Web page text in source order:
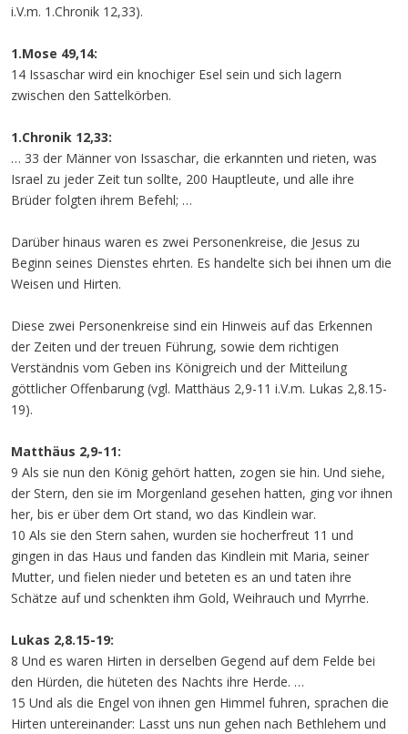
i.V.m. 1.Chronik 12,33).
1.Mose 49,14:
14 Issaschar wird ein knochiger Esel sein und sich lagern
zwischen den Sattelkörben.
1.Chronik 12,33:
… 33 der Männer von Issaschar, die erkannten und rieten, was
Israel zu jeder Zeit tun sollte, 200 Hauptleute, und alle ihre
Brüder folgten ihrem Befehl; …
Darüber hinaus waren es zwei Personenkreise, die Jesus zu
Beginn seines Dienstes ehrten. Es handelte sich bei ihnen um die
Weisen und Hirten.
Diese zwei Personenkreise sind ein Hinweis auf das Erkennen
der Zeiten und der treuen Führung, sowie dem richtigen
Verständnis vom Geben ins Königreich und der Mitteilung
göttlicher Offenbarung (vgl. Matthäus 2,9-11 i.V.m. Lukas 2,8.15-
19).
Matthäus 2,9-11:
9 Als sie nun den König gehört hatten, zogen sie hin. Und siehe,
der Stern, den sie im Morgenland gesehen hatten, ging vor ihnen
her, bis er über dem Ort stand, wo das Kindlein war.
10 Als sie den Stern sahen, wurden sie hocherfreut 11 und
gingen in das Haus und fanden das Kindlein mit Maria, seiner
Mutter, und fielen nieder und beteten es an und taten ihre
Schätze auf und schenkten ihm Gold, Weihrauch und Myrrhe.
Lukas 2,8.15-19:
8 Und es waren Hirten in derselben Gegend auf dem Felde bei
den Hürden, die hüteten des Nachts ihre Herde. …
15 Und als die Engel von ihnen gen Himmel fuhren, sprachen die
Hirten untereinander: Lasst uns nun gehen nach Bethlehem und